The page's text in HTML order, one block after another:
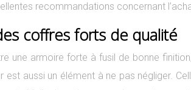
recommandations concernant
coffres forts de qualité
une armoire forte à fusil de bonne
est aussi un élément à ne pas négliger.